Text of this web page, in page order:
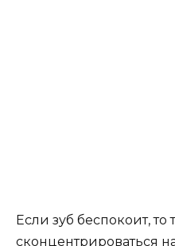
Если зуб беспокоит, то
сконцентрироваться